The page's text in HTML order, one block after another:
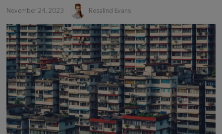
November 24, 2023 Rosalind Evans